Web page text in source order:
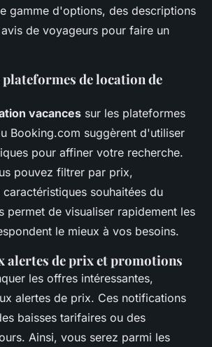
gamme d'options, des descriptions
de voyageurs pour faire un
de location de
vacances sur les plateformes
Booking.com suggèrent d'utiliser
pour affiner votre recherche.
pouvez filtrer par prix,
souhaitées du
permet de visualiser rapidement les
le mieux à vos besoins.
alertes de prix et promotions
les offres intéressantes,
alertes de prix. Ces notifications
baisses tarifaires ou des
Ainsi, vous serez parmi les